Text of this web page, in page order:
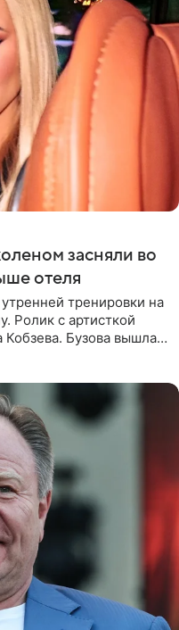
засняли во
отеля
тренировки на
Ролик с артисткой
Кобзева. Бузова вышла